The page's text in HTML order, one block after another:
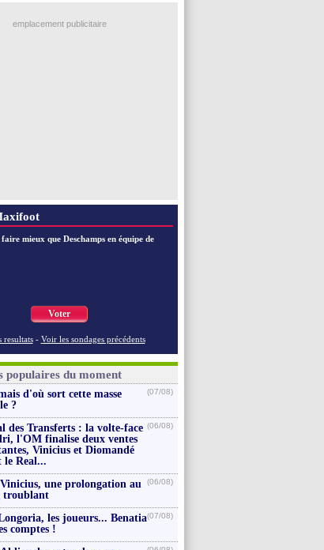
: le transfert d'Asllani tombe à l'eau
emplacement publicitaire
mieux que Deschamps en équipe de
Voter
resultats - Voir les sondages précédents
populaires du moment
d'où sort cette masse
?
(07/08)
des Transferts : la volte-face
l'OM finalise deux ventes
Vinicius et Diomandé
le Real...
(06/08)
une prolongation au
troublant
(06/08)
les joueurs... Benatia
comptes !
(07/08)